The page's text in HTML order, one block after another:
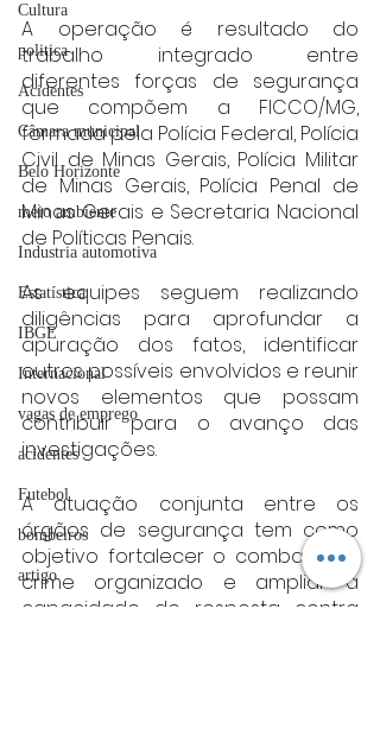
Cultura
politica
Acidentes
Câmara municipal
Belo Horizonte
meio ambiente
Industria automotiva
Estatística
IBGE
Internacional
vagas de emprego
acidentes
Futebol
bombeiros
artigo
A operação é resultado do
trabalho integrado entre
diferentes forças de segurança
que compõem a FICCO/MG,
formada pela Polícia Federal, Polícia
Civil de Minas Gerais, Polícia Militar
de Minas Gerais, Polícia Penal de
Minas Gerais e Secretaria Nacional
de Políticas Penais.
As equipes seguem realizando
diligências para aprofundar a
apuração dos fatos, identificar
outros possíveis envolvidos e reunir
novos elementos que possam
contribuir para o avanço das
investigações.
A atuação conjunta entre os
órgãos de segurança tem como
objetivo fortalecer o combate ao
crime organizado e ampliar a
capacidade de resposta contra